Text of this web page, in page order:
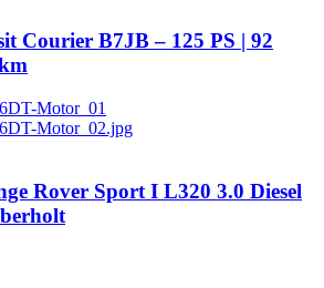
Courier B7JB – 125 PS | 92
Rover Sport I L320 3.0 Diesel